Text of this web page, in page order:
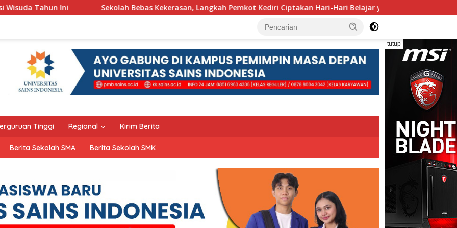
Sekolah Bebas Kekerasan, Langkah Pemkot Kediri Ciptakan Hari-Hari Belajar yang Gembira Pengolahan Sampah
tutup
Tinggi Regional Kirim Berita
Berita Sekolah SMA Berita Sekolah SMK